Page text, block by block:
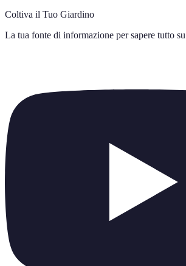
Coltiva il Tuo Giardino
La tua fonte di informazione per sapere tutto su